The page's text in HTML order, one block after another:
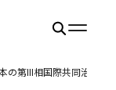
の第III相国際共同治験の